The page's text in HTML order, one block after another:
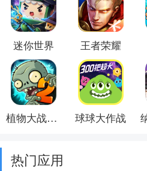
迷你世界 王者荣耀
植物大战僵尸2 球球大作战
热门应用